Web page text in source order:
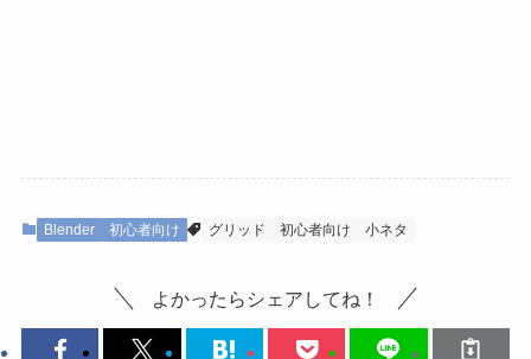
Blender 初心者向け グリッド 初心者向け 小ネタ
よかったらシェアしてね！